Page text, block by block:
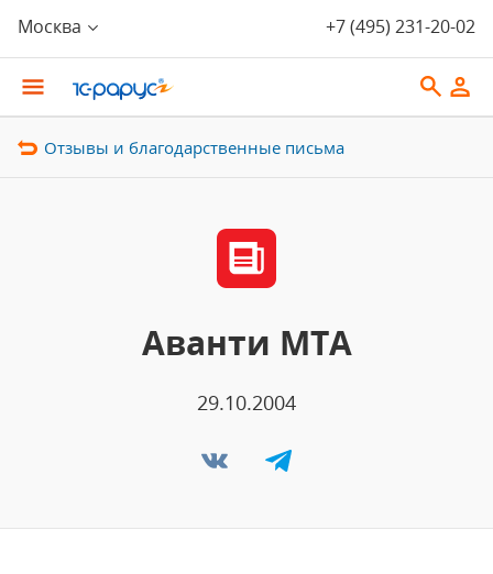
Москва +7 (495) 231-20-02
Отзывы и благодарственные письма
Аванти МТА
29.10.2004